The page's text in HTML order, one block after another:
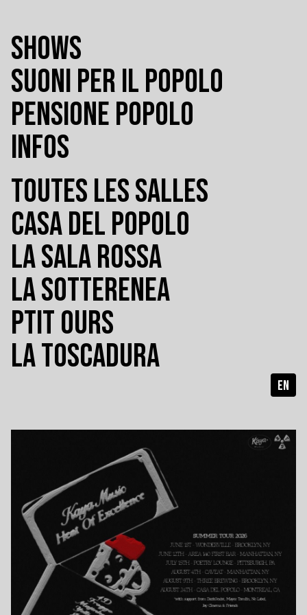
SHOWS
SUONI PER IL POPOLO
PENSIONE POPOLO
INFOS
TOUTES LES SALLES
CASA DEL POPOLO
LA SALA ROSSA
LA SOTTERENEA
PTIT OURS
LA TOSCADURA
EN